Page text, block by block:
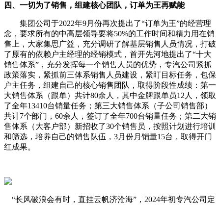
四、一切为了销售，组建核心团队，订单为王再赋能
集团公司于2022年9月份再次提出了“订单为王”的经营理
念，要求所有的中高层领导要将50%的工作时间和精力用在销
售上，大家集思广益，充分调研了解基层销售人员情况，打破
了原有的依赖户主经理的经销模式，首开先河地提出了“十大
销售体系”，充分发挥每一个销售人员的优势，专汽公司紧抓
政策落实，紧抓前三体系销售人员建设，紧盯目标任务，包保
户主任务，组建自己的核心销售团队，取得阶段性成绩：第一
大销售体系（跟单）共计80余人，其中金牌跟单员12人，领取
了全年13410台销量任务；第三大销售体系（子公司销售部）
共计7个部门，60余人，签订了全年700台销量任务；第二大销
售体系（大客户部）新招收了30个销售员，按照计划进行培训
和筛选，培养自己的销售队伍，3月份月销量15台，取得开门
红成果。
“长风破浪会有时，直挂云帆济沧海”，2024年初专汽公司定